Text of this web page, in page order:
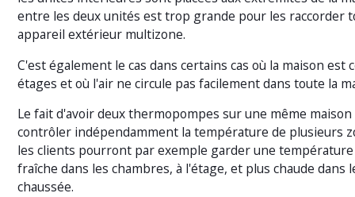
entre les deux unités est trop grande pour les raccorder
appareil extérieur multizone.
C'est également le cas dans certains cas où la maison est
étages et où l'air ne circule pas facilement dans toute la
Le fait d'avoir deux thermopompes sur une même
contrôler indépendamment la température de plusieurs
les clients pourront par exemple garder une
fraîche dans les chambres, à l'étage, et plus chaude dans
chaussée.